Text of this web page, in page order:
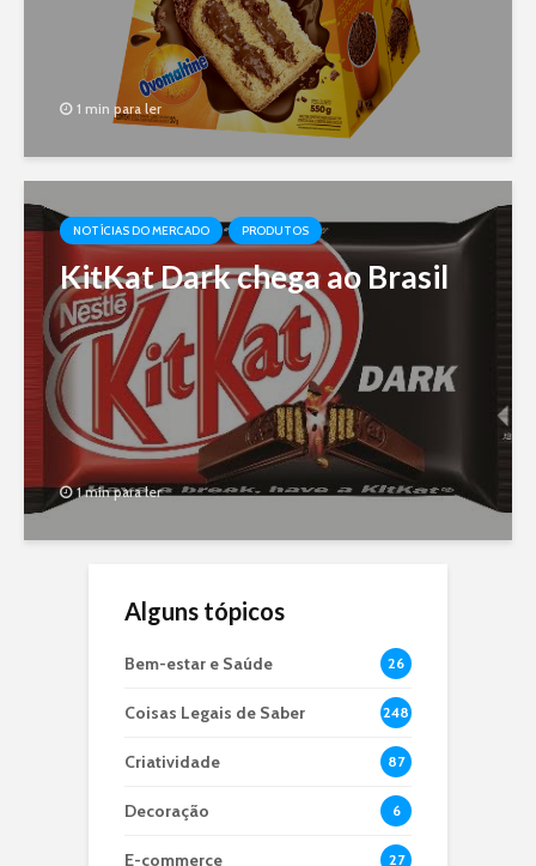
1 min para ler
NOTÍCIAS DO MERCADO PRODUTOS
KitKat Dark chega ao Brasil
1 min para ler
Alguns tópicos
Bem-estar e Saúde 26
Coisas Legais de Saber 248
Criatividade 87
Decoração 6
E-commerce 27